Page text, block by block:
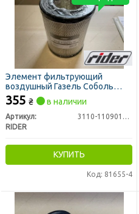
Элемент фильтрующий
воздушный Газель Соболь
(ЗМЗ 405) (RIDER)
355 ₴ в наличии
Артикул:
3110-1109013-77
RIDER
КУПИТЬ
Код: 81655-4